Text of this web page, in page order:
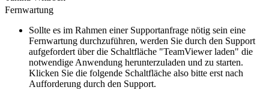
Fernwartung
Sollte es im Rahmen einer Supportanfrage nötig sein eine
Fernwartung durchzuführen, werden Sie durch den Support
aufgefordert über die Schaltfläche "TeamViewer laden" die
notwendige Anwendung herunterzuladen und zu starten.
Klicken Sie die folgende Schaltfläche also bitte erst nach
Aufforderung durch den Support.